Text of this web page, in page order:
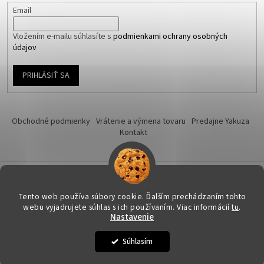
Tento web používa súbory cookie. Ďalším prechádzaním tohto
webu vyjadrujete súhlas s ich používaním. Viac informáciítu.
Nastavenie
Súhlasím
Email
Vložením e-mailu súhlasíte s podmienkami ochrany osobných
údajov
PRIHLÁSIŤ SA
Obchodné podmienky Vrátenie a výmena tovaru Predajne Yakuza
Kontakt
Vytvoril Shoptet
nastavenie cookies